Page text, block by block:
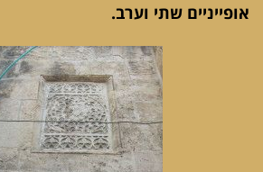
אופייניים שתי וערב.